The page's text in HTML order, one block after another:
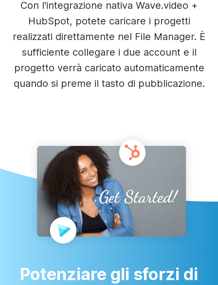
Con l'integrazione nativa Wave.video +
HubSpot, potete caricare i progetti
realizzati direttamente nel File Manager. È
sufficiente collegare i due account e il
progetto verrà caricato automaticamente
quando si preme il tasto di pubblicazione.
Potenziare gli sforzi di